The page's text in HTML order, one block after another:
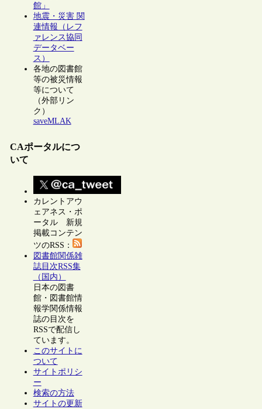
館」
地震・災害 関
連情報（レフ
ァレンス協同
データベー
ス）
各地の図書館
等の被災情報
等について
（外部リン
ク）
saveMLAK
CAポータルにつ
いて
カレントアウ
ェアネス・ポ
ータル 新規
掲載コンテン
ツのRSS：
図書館関係雑
誌目次RSS集
（国内）
日本の図書
館・図書館情
報学関係情報
誌の目次を
RSSで配信し
ています。
このサイトに
ついて
サイトポリシ
ー
検索の方法
サイトの更新